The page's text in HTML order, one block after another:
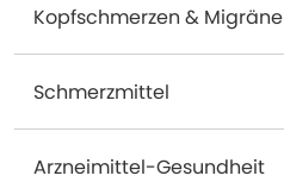
Kopfschmerzen & Migräne
Schmerzmittel
Arzneimittel-Gesundheit